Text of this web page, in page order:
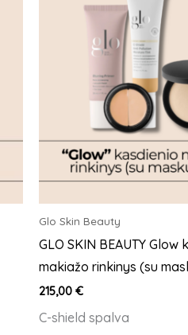
Glo Skin Beauty
GLO SKIN BEAUTY Glow
makiažo rinkinys (su
215,00 €
C-shield spalva
product
has
multiple
The
options
may
be
the
product